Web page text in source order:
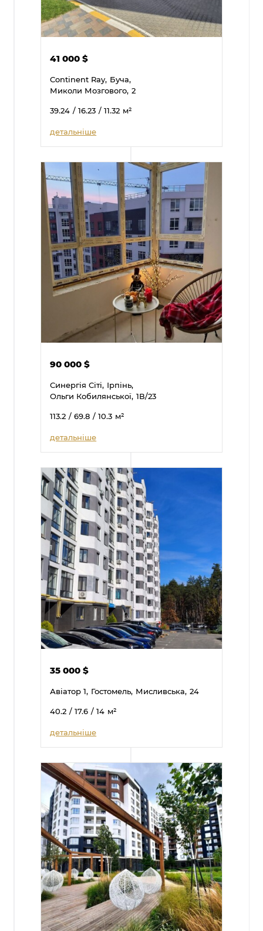
41 000$
Continent Ray, Буча,
Миколи Мозгового, 2
39.24 / 16.23 / 11.32 м²
детальніше
90 000$
Синергія Сіті, Ірпінь,
Ольги Кобилянської, 1В/23
113.2 / 69.8 / 10.3 м²
детальніше
35 000$
Авіатор 1, Гостомель, Мисливська, 24
40.2 / 17.6 / 14 м²
детальніше